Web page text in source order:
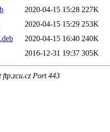
2020-04-15 15:28 227K
2020-04-15 15:29 253K
2020-04-15 16:40 240K
2016-12-31 19:37 305K
Port 443